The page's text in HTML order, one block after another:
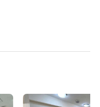
は、利用料金は変更後
更されるものとしま